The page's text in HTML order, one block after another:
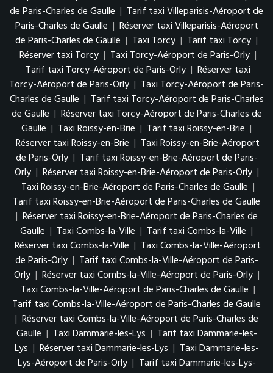
de Paris-Charles de Gaulle | Tarif taxi Villeparisis-Aéroport de
Paris-Charles de Gaulle | Réserver taxi Villeparisis-Aéroport
de Paris-Charles de Gaulle | Taxi Torcy | Tarif taxi Torcy |
Réserver taxi Torcy | Taxi Torcy-Aéroport de Paris-Orly |
Tarif taxi Torcy-Aéroport de Paris-Orly | Réserver taxi
Torcy-Aéroport de Paris-Orly | Taxi Torcy-Aéroport de Paris-
Charles de Gaulle | Tarif taxi Torcy-Aéroport de Paris-Charles
de Gaulle | Réserver taxi Torcy-Aéroport de Paris-Charles de
Gaulle | Taxi Roissy-en-Brie | Tarif taxi Roissy-en-Brie |
Réserver taxi Roissy-en-Brie | Taxi Roissy-en-Brie-Aéroport
de Paris-Orly | Tarif taxi Roissy-en-Brie-Aéroport de Paris-
Orly | Réserver taxi Roissy-en-Brie-Aéroport de Paris-Orly |
Taxi Roissy-en-Brie-Aéroport de Paris-Charles de Gaulle |
Tarif taxi Roissy-en-Brie-Aéroport de Paris-Charles de Gaulle
| Réserver taxi Roissy-en-Brie-Aéroport de Paris-Charles de
Gaulle | Taxi Combs-la-Ville | Tarif taxi Combs-la-Ville |
Réserver taxi Combs-la-Ville | Taxi Combs-la-Ville-Aéroport
de Paris-Orly | Tarif taxi Combs-la-Ville-Aéroport de Paris-
Orly | Réserver taxi Combs-la-Ville-Aéroport de Paris-Orly |
Taxi Combs-la-Ville-Aéroport de Paris-Charles de Gaulle |
Tarif taxi Combs-la-Ville-Aéroport de Paris-Charles de Gaulle
| Réserver taxi Combs-la-Ville-Aéroport de Paris-Charles de
Gaulle | Taxi Dammarie-les-Lys | Tarif taxi Dammarie-les-
Lys | Réserver taxi Dammarie-les-Lys | Taxi Dammarie-les-
Lys-Aéroport de Paris-Orly | Tarif taxi Dammarie-les-Lys-